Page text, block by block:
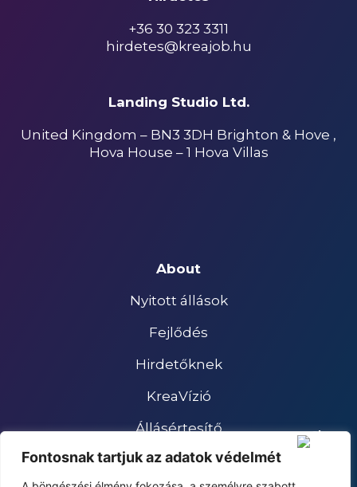
Fontosnak tartjuk az adatok védelmét
+36 30 323 3311
hirdetes@kreajob.hu
Landing Studio Ltd.
United Kingdom – BN3 3DH Brighton & Hove ,
Hova House – 1 Hova Villas
About
Nyitott állások
Fejlődés
Hirdetőknek
KreaVízió
Állásértesítő
Impresszum